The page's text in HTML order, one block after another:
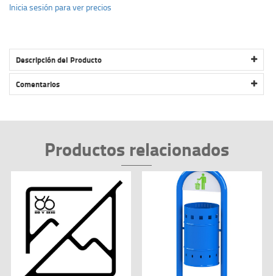
Inicia sesión para ver precios
Descripción del Producto
CIRCUITO CANINO – MESA
Comentarios
Productos relacionados